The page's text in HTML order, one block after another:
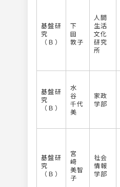
基盤研
究
（Ｂ）
下
田
敦子
人間
生活
文化
研究
所
基盤研
究
（Ｂ）
水
谷
千代
美
家政
学部
基盤研
究
（Ｂ）
宮
﨑
美智
子
社会
情報
学部